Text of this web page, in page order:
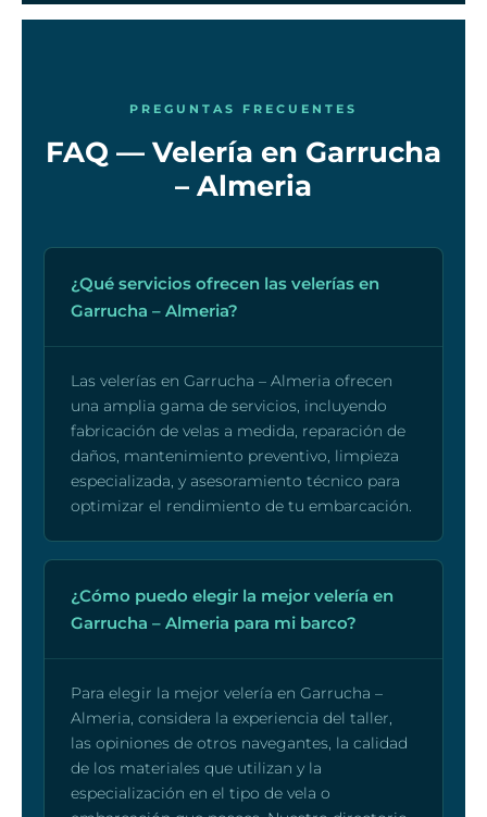
PREGUNTAS FRECUENTES
FAQ — Velería en Garrucha
– Almeria
¿Qué servicios ofrecen las velerías en
Garrucha – Almeria?
Las velerías en Garrucha – Almeria ofrecen
una amplia gama de servicios, incluyendo
fabricación de velas a medida, reparación de
daños, mantenimiento preventivo, limpieza
especializada, y asesoramiento técnico para
optimizar el rendimiento de tu embarcación.
¿Cómo puedo elegir la mejor velería en
Garrucha – Almeria para mi barco?
Para elegir la mejor velería en Garrucha –
Almeria, considera la experiencia del taller,
las opiniones de otros navegantes, la calidad
de los materiales que utilizan y la
especialización en el tipo de vela o